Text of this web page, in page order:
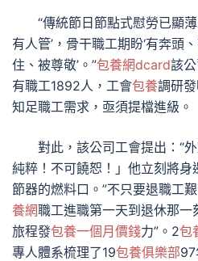
“傳統節日節點式慰勞已顯
有人管’，骨干職工期盼‘有奔頭
住、被尊敬’。”包養網dcard該
有職工1892人，工會包養調研
知足職工需求，亟須提檔進級。
對此，該公司工會提出：“
純粹！不可饒恕！」他立刻將身
節器的燃料口。”不只要退職工
養網職工進職第一天到退休那一
旅程發包養一個月價錢力”。2包
專人體系梳理了19包養俱樂部